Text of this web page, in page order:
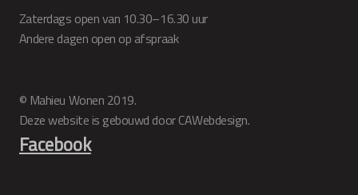
Zaterdags open van 10.30–16.30 uur
Andere dagen open op afspraak
© Mahieu Wonen 2019.
Deze website is gebouwd door CAWebdesign.
Facebook